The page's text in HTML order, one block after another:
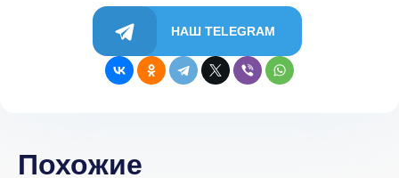
НАШ TELEGRAM
Похожие